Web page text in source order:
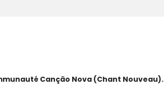
Canção Nova (Chant Nouveau).